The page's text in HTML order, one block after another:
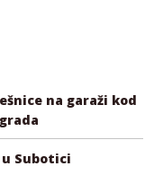
na garaži kod
u Subotici